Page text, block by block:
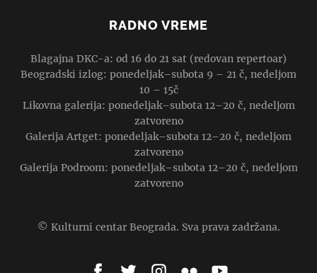
RADNO VREME
Blagajna DKC-a: od 16 do 21 sat (redovan repertoar)
Beogradski izlog: ponedeljak–subota 9 – 21 č, nedeljom
10 – 15č
Likovna galerija: ponedeljak–subota 12–20 č, nedeljom
zatvoreno
Galerija Artget: ponedeljak–subota 12–20 č, nedeljom
zatvoreno
Galerija Podroom: ponedeljak–subota 12–20 č, nedeljom
zatvoreno
© Kulturni centar Beograda. Sva prava zadržana.